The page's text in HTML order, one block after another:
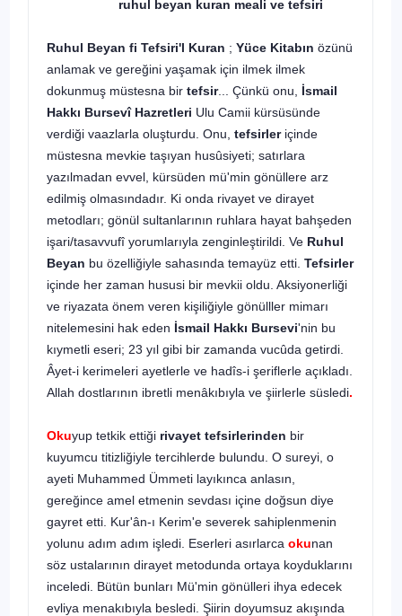
ruhul beyan kuran meali ve tefsiri
Ruhul Beyan fi Tefsiri'l Kuran ; Yüce Kitabın özünü
anlamak ve gereğini yaşamak için ilmek ilmek
dokunmuş müstesna bir tefsir... Çünkü onu, İsmail
Hakkı Bursevî Hazretleri Ulu Camii kürsüsünde
verdiği vaazlarla oluşturdu. Onu, tefsirleriçinde
müstesna mevkie taşıyan husûsiyeti; satırlara
yazılmadan evvel, kürsüden mü'min gönüllere arz
edilmiş olmasındadır. Ki onda rivayet ve dirayet
metodları; gönül sultanlarının ruhlara hayat bahşeden
işari/tasavvufî yorumlarıyla zenginleştirildi. Ve Ruhul
Beyan bu özelliğiyle sahasında temayüz etti. Tefsirler
içinde her zaman hususi bir mevkii oldu. Aksiyonerliği
ve riyazata önem veren kişiliğiyle gönülller mimarı
nitelemesini hak eden İsmail Hakkı Bursevi'nin bu
kıymetli eseri; 23 yıl gibi bir zamanda vucûda getirdi.
Âyet-i kerimeleri ayetlerle ve hadîs-i şeriflerle açıkladı.
Allah dostlarının ibretli menâkıbıyla ve şiirlerle süsledi.
Okuyup tetkik ettiği rivayet tefsirlerinden bir
kuyumcu titizliğiyle tercihlerde bulundu. O sureyi, o
ayeti Muhammed Ümmeti layıkınca anlasın,
gereğince amel etmenin sevdası içine doğsun diye
gayret etti. Kur'ân-ı Kerim'e severek sahiplenmenin
yolunu adım adım işledi. Eserleri asırlarca okunan
söz ustalarının dirayet metodunda ortaya koyduklarını
inceledi. Bütün bunları Mü'min gönülleri ihya edecek
evliya menakıbıyla besledi. Şiirin doyumsuz akışında